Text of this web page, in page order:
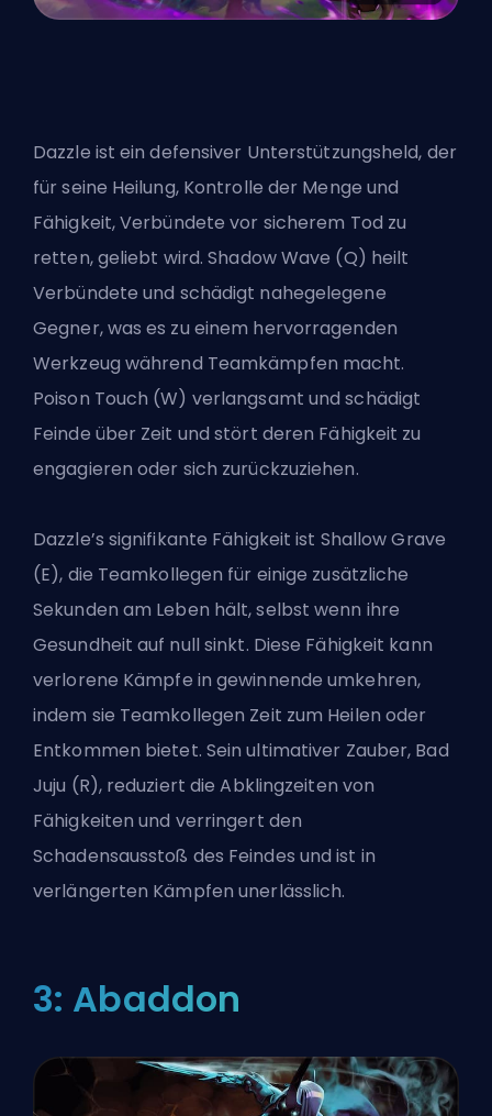
Dazzle ist ein defensiver Unterstützungsheld, der
für seine Heilung, Kontrolle der Menge und
Fähigkeit, Verbündete vor sicherem Tod zu
retten, geliebt wird. Shadow Wave (Q) heilt
Verbündete und schädigt nahegelegene
Gegner, was es zu einem hervorragenden
Werkzeug während Teamkämpfen macht.
Poison Touch (W) verlangsamt und schädigt
Feinde über Zeit und stört deren Fähigkeit zu
engagieren oder sich zurückzuziehen.
Dazzle’s signifikante Fähigkeit ist Shallow Grave
(E), die Teamkollegen für einige zusätzliche
Sekunden am Leben hält, selbst wenn ihre
Gesundheit auf null sinkt. Diese Fähigkeit kann
verlorene Kämpfe in gewinnende umkehren,
indem sie Teamkollegen Zeit zum Heilen oder
Entkommen bietet. Sein ultimativer Zauber, Bad
Juju (R), reduziert die Abklingzeiten von
Fähigkeiten und verringert den
Schadensausstoß des Feindes und ist in
verlängerten Kämpfen unerlässlich.
3: Abaddon